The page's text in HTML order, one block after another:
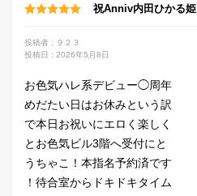
祝Anniv内田ひかる姫
投稿者 : ９２３
投稿日 : 2026年5月8日
お色気ハレ系デビュー◯周年
めだたい日はお休みという訳
で本日お祝いにエロく楽しく
とお色気ビル3階へ受付にと
うちゃこ！本指名予約済です
！待合室からドキドキタイム